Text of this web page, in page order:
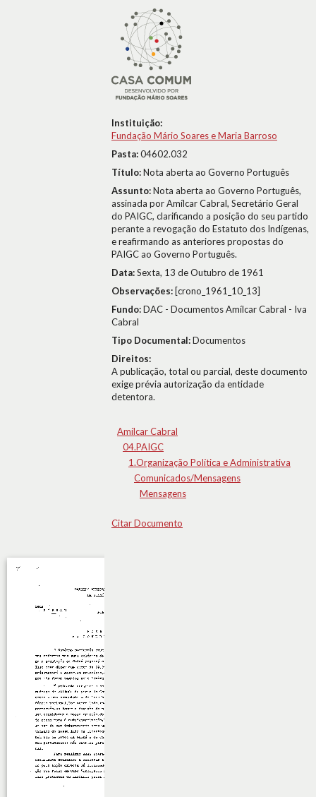
Instituição:
Fundação Mário Soares e Maria Barroso
Pasta:04602.032
Título:Nota aberta ao Governo Português
Assunto:Nota aberta ao Governo Português,
assinada por Amílcar Cabral, Secretário Geral
do PAIGC, clarificando a posição do seu partido
perante a revogação do Estatuto dos Indígenas,
e reafirmando as anteriores propostas do
PAIGC ao Governo Português.
Data:Sexta, 13 de Outubro de 1961
Observações: [crono_1961_10_13]
Fundo:DAC - Documentos Amílcar Cabral - Iva
Cabral
Tipo Documental:Documentos
Direitos:
A publicação, total ou parcial, deste documento
exige prévia autorização da entidade
detentora.
Amílcar Cabral
04.PAIGC
1.Organização Política e Administrativa
Comunicados/Mensagens
Mensagens
Citar Documento